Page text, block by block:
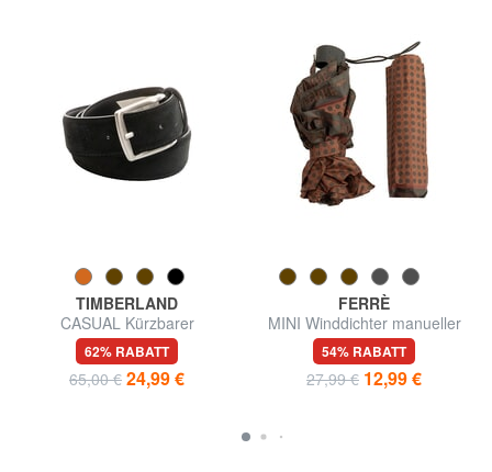
TIMBERLAND
CASUAL Kürzbarer
Wildledergürtel
62% RABATT
65,00 € 24,99 €
FERRÈ
MINI Winddichter manueller
Regenschirm
54% RABATT
27,99 € 12,99 €